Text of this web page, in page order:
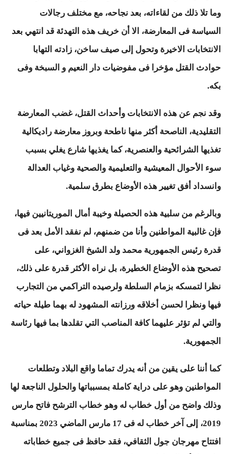
وما تلا ذلك من لقاءاته، بعد نجاحه، مع مختلف رجالات
السياسة فى المعارضة، الا أن خريف هذه التهدئة قد انتهي بعد
الانتخابات الاخيرة وتحول إلى صيف ساخن، زادته التهابا
حوادث القتل مؤخرا فى مفوضيات دار النعيم و السبخة وفى
بكه.
وقد نجم عن هذه الانتخابات وأحداث القتل، غضب المعارضة
التقليدية، الناصحة أكثر منها ناطحة وبروز معارضة راديكالية
تغذيها الشرائحية والعنصرية، كما يغذيها شارع يغلي بسبب
سوء الأحوال المعيشية والتعليمية والصحية وغياب العدالة
وانسداد أفق تغيير هذه الأوضاع بطرق سلمية.
وبالرغم من سلبية هذه الحصيلة وخيبة أمال الموريتانيين فيها،
فإن غالبية المواطنين وأنا من ضمنهم، لم نفقد الأمل بعد فى
قدرة رئيس الجمهورية محمد ولد الشيخ الغزواني، على
تصحيح هذه الأوضاع الخطيرة، بل نراه الأكثر قدرة على ذلك،
نظرا لتمسكه بزمام السلطة ولرصيده التراكمي من التجارب
فيها ونظرا لحسن أخلاقه ورزانته المشهود له بهما طيلة حياته
والتي لم تؤثر عليهما كافة المناصب التي تقلدها بما فيها رئاسة
الجمهورية.
كما أننا على يقين من أنه يدرك تماما واقع البلاد وتطلعات
المواطنين وهو على دراية كاملة بمسبباتها والحلول الناجعة لها
وذلك واضح من أول خطاب له وهو خطاب الترشح فاتح مارس
2019، إلى آخر خطاب له فى 17 مارس الماضي 2023 بمناسبة
افتتاح مهرجان جول الثقافي، فقد حافظ فى جميع خطاباته